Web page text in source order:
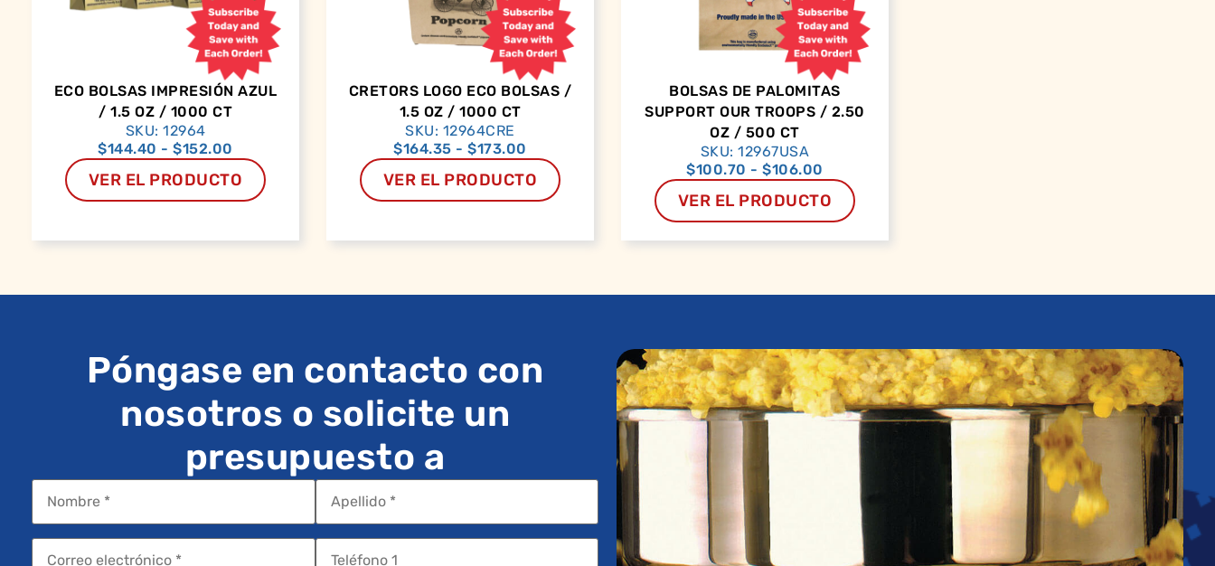
ECO BOLSAS IMPRESIÓN AZUL
/ 1.5 OZ / 1000 CT
SKU: 12964
$144.40 - $152.00
VER EL PRODUCTO
CRETORS LOGO ECO BOLSAS /
1.5 OZ / 1000 CT
SKU: 12964CRE
$164.35 - $173.00
VER EL PRODUCTO
BOLSAS DE PALOMITAS
SUPPORT OUR TROOPS / 2.50
OZ / 500 CT
SKU: 12967USA
$100.70 - $106.00
VER EL PRODUCTO
Póngase en contacto con
nosotros o solicite un
presupuesto a